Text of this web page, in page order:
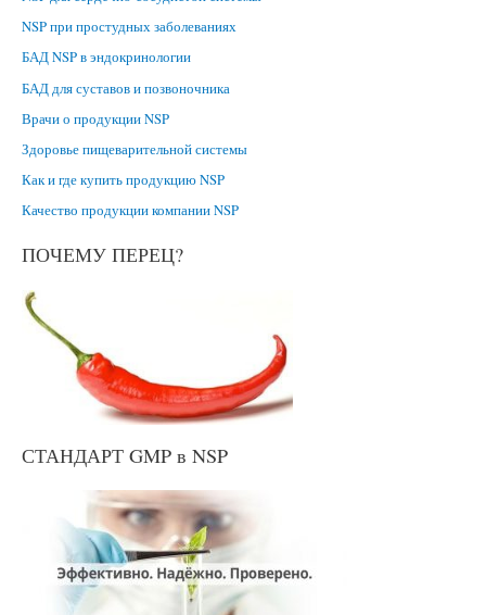
NSP при простудных заболеваниях
БАД NSP в эндокринологии
БАД для суставов и позвоночника
Врачи о продукции NSP
Здоровье пищеварительной системы
Как и где купить продукцию NSP
Качество продукции компании NSP
ПОЧЕМУ ПЕРЕЦ?
СТАНДАРТ GMP в NSP